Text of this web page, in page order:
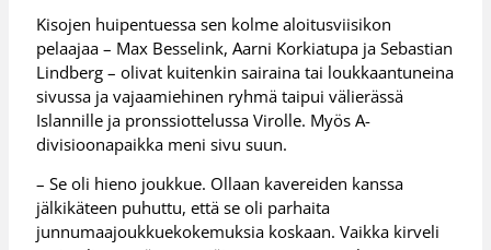
Kisojen huipentuessa sen kolme aloitusviisikon
pelaajaa – Max Besselink, Aarni Korkiatupa ja Sebastian
Lindberg – olivat kuitenkin sairaina tai loukkaantuneina
sivussa ja vajaamiehinen ryhmä taipui välierässä
Islannille ja pronssiottelussa Virolle. Myös A-
divisioonapaikka meni sivu suun.
– Se oli hieno joukkue. Ollaan kavereiden kanssa
jälkikäteen puhuttu, että se oli parhaita
junnumaajoukkuekokemuksia koskaan. Vaikka kirveli